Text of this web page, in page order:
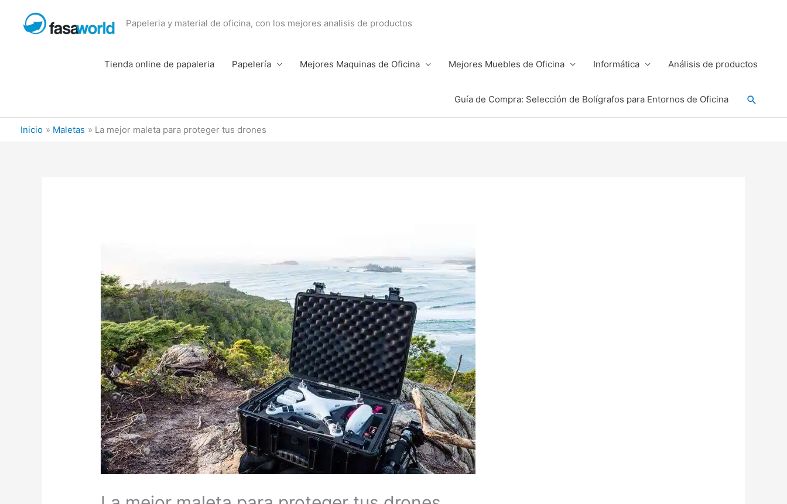
Papeleria y material de oficina, con los mejores analisis de productos
Tienda online de papaleria Papelería Mejores Maquinas de Oficina Mejores Muebles de Oficina Informática Análisis de productos
Guía de Compra: Selección de Bolígrafos para Entornos de Oficina Buscar
Inicio Maletas La mejor maleta para proteger tus drones